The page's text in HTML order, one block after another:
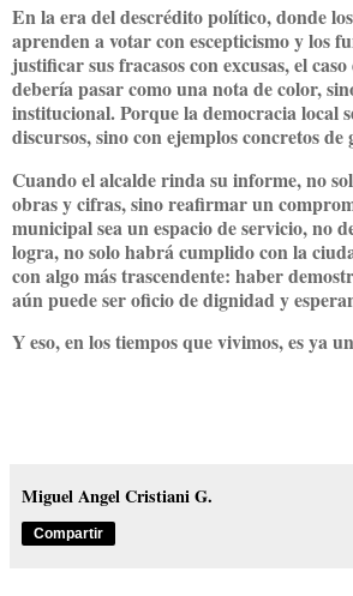
En la era del descrédito político, donde
aprenden a votar con escepticismo y los
justificar sus fracasos con excusas, el
debería pasar como una nota de color,
institucional. Porque la democracia local
discursos, sino con ejemplos concretos
Cuando el alcalde rinda su informe, no
obras y cifras, sino reafirmar un
municipal sea un espacio de servicio, no
logra, no solo habrá cumplido con la
con algo más trascendente: haber
aún puede ser oficio de dignidad y
Y eso, en los tiempos que vivimos, es ya
Miguel Angel Cristiani G.
Compartir